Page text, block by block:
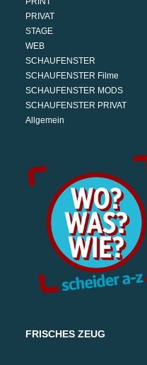
PRIVAT
STAGE
WEB
SCHAUFENSTER
SCHAUFENSTER Filme
SCHAUFENSTER MODS
SCHAUFENSTER PRIVAT
Allgemein
FRISCHES ZEUG